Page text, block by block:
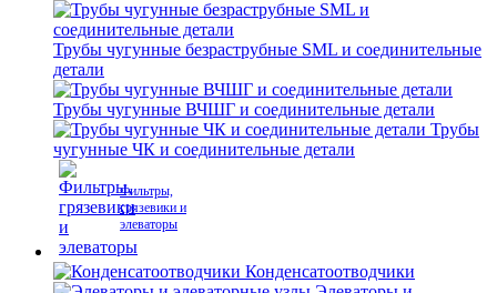
Трубы чугунные безраструбные SML и соединительные
детали
Трубы чугунные ВЧШГ и соединительные детали
Трубы
чугунные ЧК и соединительные детали
Фильтры,
грязевики и
элеваторы
Конденсатоотводчики